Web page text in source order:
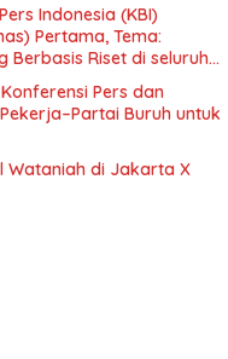
Indonesia (KBI)
Pertama, Tema:
Berbasis Riset di seluruh
Pers dan
Buruh untuk
Wataniah di Jakarta X